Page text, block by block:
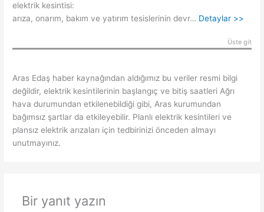
elektrik kesintisi:
arıza, onarım, bakım ve yatırım tesislerinin devr… Detaylar >>
Üste git
Aras Edaş haber kaynağından aldığımız bu veriler resmi bilgi
değildir, elektrik kesintilerinin başlangıç ve bitiş saatleri Ağrı
hava durumundan etkilenebildiği gibi, Aras kurumundan
bağımsız şartlar da etkileyebilir. Planlı elektrik kesintileri ve
plansız elektrik arızaları için tedbirinizi önceden almayı
unutmayınız.
Bir yanıt yazın